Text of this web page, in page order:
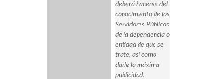
deberá hacerse del
conocimiento de los
Servidores Públicos
de la dependencia o
entidad de que se
trate, así como
darle la máxima
publicidad.